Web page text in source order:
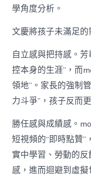
學角度分析。
文慶將孩子未滿足的
自立感與把持感。
控本身的生涯”，而
領地”。家長的強制管
力斗爭”，孩子反而
勝任感與成績感。
短視頻的“即時點贊
實中學習、勞動的
感，進而迴避到虛擬